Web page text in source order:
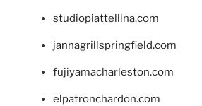
studiopiattellina.com
jannagrillspringfield.com
fujiyamacharleston.com
elpatronchardon.com